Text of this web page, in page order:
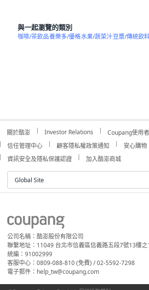
與一起瀏覽的類別
咖啡/茶飲品養樂多/優格水果/蔬菜汁豆漿/傳統飲
關於酷澎 Investor Relations Coupang使用
信任管理中心
顧客隱私權政策通知 安心購物
資訊安全及隱私保護認證
加入酷澎商城
Global Site
公司名稱：酷澎股份有限公司
聯繫地址：11049 台北市信義區信義路五段7號13樓之
統編：91002999
客服中心：0809-088-810 (免費) / 02-5592-7298
電子郵件：help_tw@coupang.com